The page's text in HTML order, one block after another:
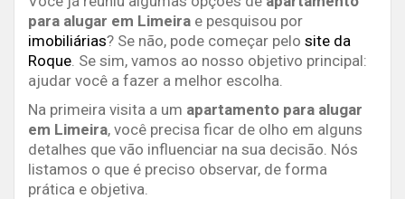
para alugar em Limeira e pesquisou por
imobiliárias? Se não, pode começar pelo site da
Roque . Se sim, vamos ao nosso objetivo principal:
ajudar você a fazer a melhor escolha.
Na primeira visita a um apartamento para alugar
em Limeira, você precisa ficar de olho em alguns
detalhes que vão influenciar na sua decisão. Nós
listamos o que é preciso observar, de forma
prática e objetiva.